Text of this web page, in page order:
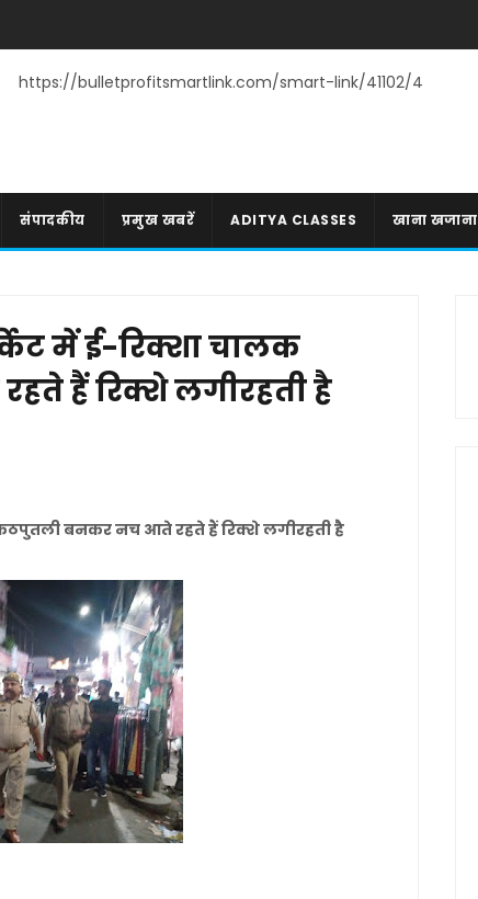
https://bulletprofitsmartlink.com/smart-link/41102/4
संपादकीय प्रमुख खबरें ADITYA CLASSES खाना खजाना
में ई-रिक्शा चालक
हैं रिक्शे लगीरहती है
बनकर नच आते रहते हैं रिक्शे लगीरहती है